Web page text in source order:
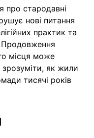
про стародавні
нові питання
практик та
Продовження
місця може
як жили
тисячі років